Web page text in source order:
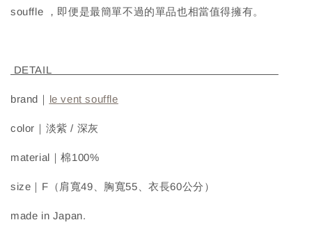
souffle ，即便是最簡單不過的單品也相當值得擁有。
DETAIL
brand｜ le vent souffle
color｜淡紫 / 深灰
material｜棉100%
size｜F（肩寬49、胸寬55、衣長60公分）
made in Japan.